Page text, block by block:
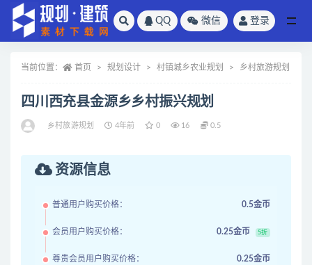
QQ 微信 登录
当前位置： 首页 规划设计 村镇城乡农业规划 乡村旅游规划
四川西充县金源乡乡村振兴规划
乡村旅游规划 4年前 0 16 0.5
资源信息
普通用户购买价格： 0.5金币
会员用户购买价格： 0.25金币 5折
尊贵会员用户购买价格： 0.25金币
全部